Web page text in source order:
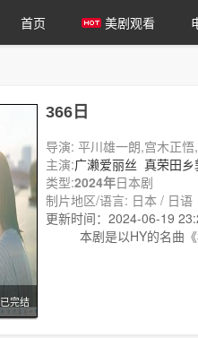
首页 美剧观看
已完结
366日
导演: 平川雄一朗,宫木正
主演:广濑爱丽丝 真荣田乡
姫 和久井映见 宫崎莉里沙
类型:2024年日本剧
制片地区/语言: 日本 / 日语
更新时间：2024-06-19
本剧是以HY的名曲